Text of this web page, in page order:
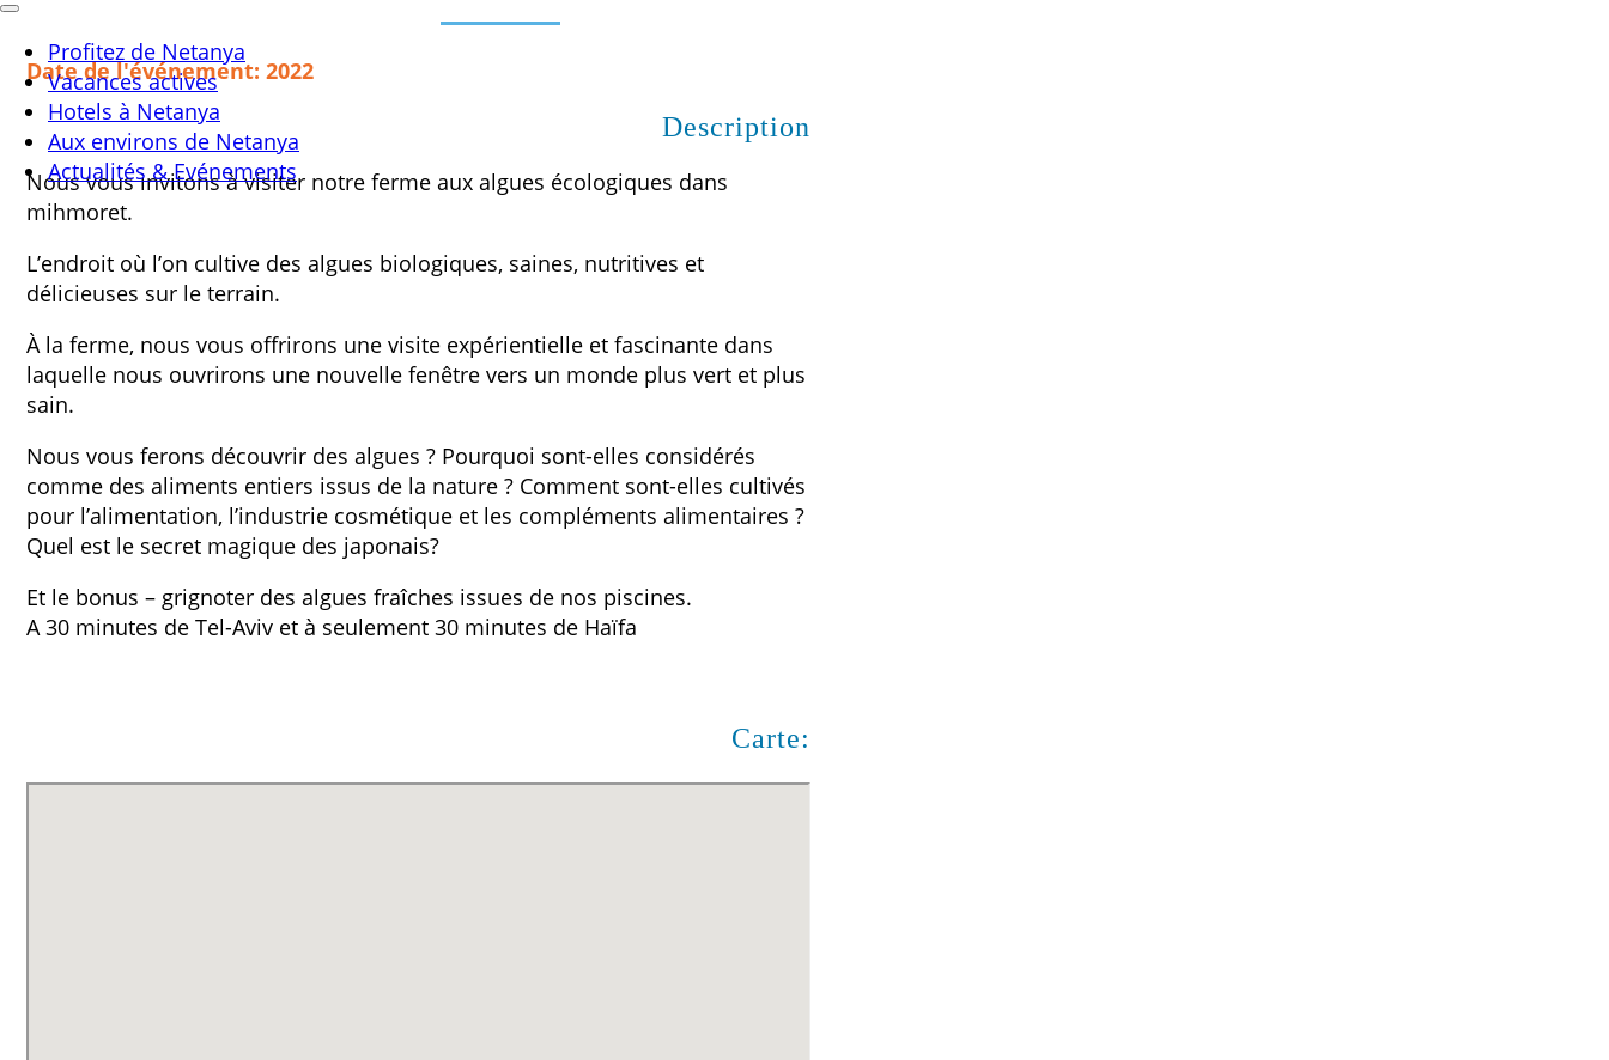
Profitez de Netanya
Vacances actives
Hotels à Netanya
Aux environs de Netanya
Actualités & Evénements
Date de l'événement: 2022
Description
Nous vous invitons à visiter notre ferme aux algues écologiques dans
mihmoret.
L’endroit où l’on cultive des algues biologiques, saines, nutritives et
délicieuses sur le terrain.
À la ferme, nous vous offrirons une visite expérientielle et fascinante dans
laquelle nous ouvrirons une nouvelle fenêtre vers un monde plus vert et plus
sain.
Nous vous ferons découvrir des algues ? Pourquoi sont-elles considérés
comme des aliments entiers issus de la nature ? Comment sont-elles cultivés
pour l’alimentation, l’industrie cosmétique et les compléments alimentaires ?
Quel est le secret magique des japonais?
Et le bonus – grignoter des algues fraîches issues de nos piscines.
A 30 minutes de Tel-Aviv et à seulement 30 minutes de Haïfa
Carte: